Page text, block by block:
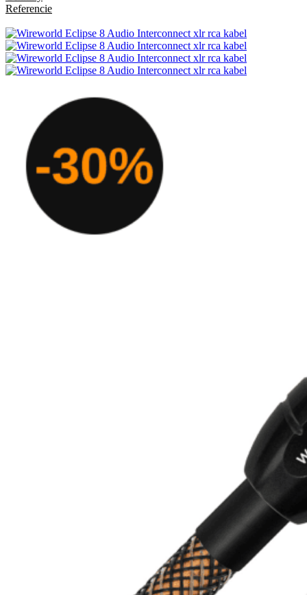
Referencie